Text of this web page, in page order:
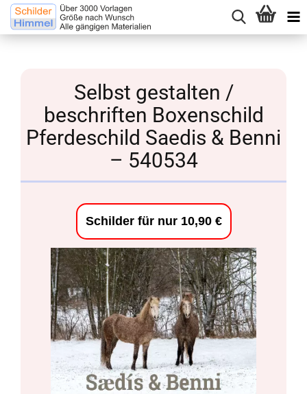
Selbst gestalten /
beschriften Boxenschild
Pferdeschild Saedis & Benni
– 540534
Schilder für nur 10,90 €